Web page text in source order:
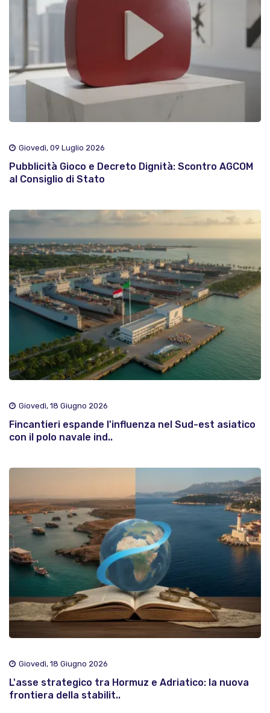
Giovedì, 09 Luglio 2026
Pubblicità Gioco e Decreto Dignità: Scontro AGCOM
al Consiglio di Stato
Giovedì, 18 Giugno 2026
Fincantieri espande l'influenza nel Sud-est asiatico
con il polo navale ind..
Giovedì, 18 Giugno 2026
L'asse strategico tra Hormuz e Adriatico: la nuova
frontiera della stabilit..